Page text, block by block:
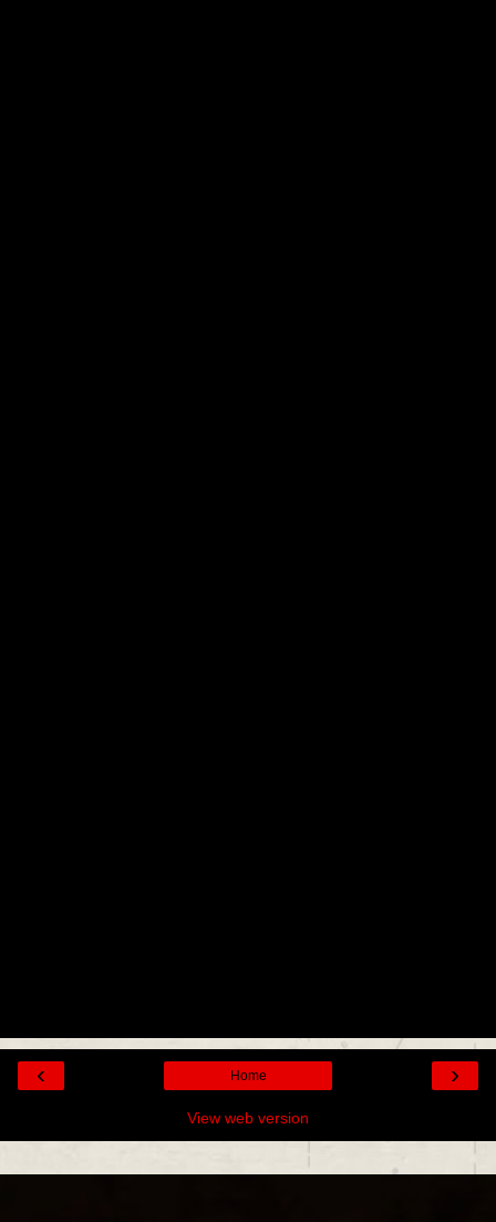
‹ ›
Home
View web version